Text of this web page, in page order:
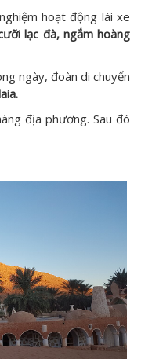
hoạt động lái xe
lạc đà, ngắm hoàng
ngày, đoàn di chuyển
địa phương. Sau đó